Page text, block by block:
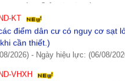
cần thiết.)
2026) -Ngày hiệu lực: (06/08/
VHXH
quả rà soát các hệ thống
được giao quản lý, vận hành